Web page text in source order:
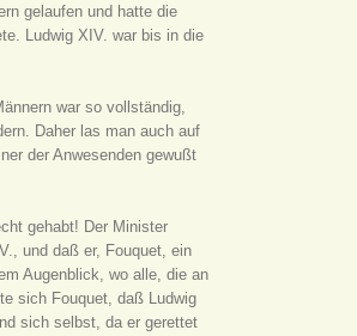
gelaufen und hatte die
Ludwig XIV. war bis in die
war so vollständig,
Daher las man auch auf
der Anwesenden gewußt
gehabt! Der Minister
und daß er, Fouquet, ein
Augenblick, wo alle, die an
sich Fouquet, daß Ludwig
sich selbst, da er gerettet